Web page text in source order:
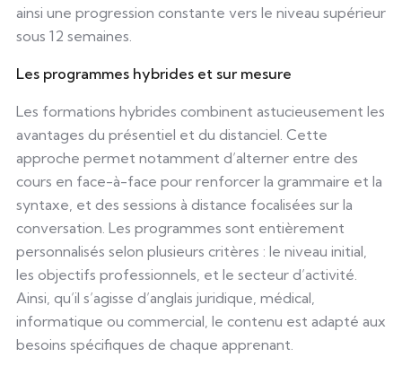
ainsi une progression constante vers le niveau supérieur
sous 12 semaines.
Les programmes hybrides et sur mesure
Les formations hybrides combinent astucieusement les
avantages du présentiel et du distanciel. Cette
approche permet notamment d’alterner entre des
cours en face-à-face pour renforcer la grammaire et la
syntaxe, et des sessions à distance focalisées sur la
conversation. Les programmes sont entièrement
personnalisés selon plusieurs critères : le niveau initial,
les objectifs professionnels, et le secteur d’activité.
Ainsi, qu’il s’agisse d’anglais juridique, médical,
informatique ou commercial, le contenu est adapté aux
besoins spécifiques de chaque apprenant.